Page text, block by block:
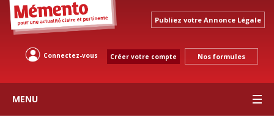
Publiez votre Annonce Légale
Connectez-vous Créer votre compte Nos formules
MENU